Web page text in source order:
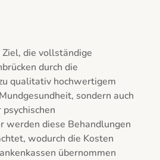
die vollständige
durch die
qualitativ hochwertigem
sondern auch
werden diese Behandlungen
wodurch die Kosten
übernommen